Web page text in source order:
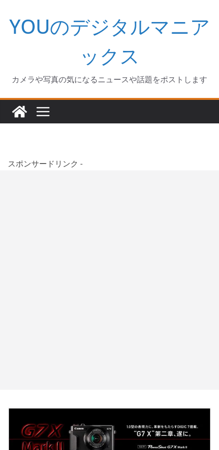
キ
YOUのデジタルマニア
ックス
カメラや写真の気になるニュースや話題をポストします
スポンサードリンク -